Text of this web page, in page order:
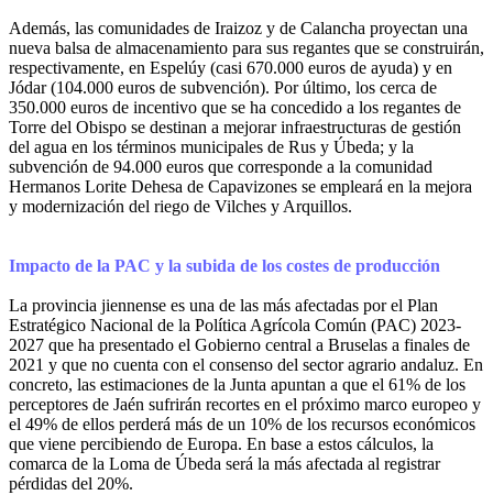
Además, las comunidades de Iraizoz y de Calancha proyectan una
nueva balsa de almacenamiento para sus regantes que se construirán,
respectivamente, en Espelúy (casi 670.000 euros de ayuda) y en
Jódar (104.000 euros de subvención). Por último, los cerca de
350.000 euros de incentivo que se ha concedido a los regantes de
Torre del Obispo se destinan a mejorar infraestructuras de gestión
del agua en los términos municipales de Rus y Úbeda; y la
subvención de 94.000 euros que corresponde a la comunidad
Hermanos Lorite Dehesa de Capavizones se empleará en la mejora
y modernización del riego de Vilches y Arquillos.
Impacto de la PAC y la subida de los costes de producción
La provincia jiennense es una de las más afectadas por el Plan
Estratégico Nacional de la Política Agrícola Común (PAC) 2023-
2027 que ha presentado el Gobierno central a Bruselas a finales de
2021 y que no cuenta con el consenso del sector agrario andaluz. En
concreto, las estimaciones de la Junta apuntan a que el 61% de los
perceptores de Jaén sufrirán recortes en el próximo marco europeo y
el 49% de ellos perderá más de un 10% de los recursos económicos
que viene percibiendo de Europa. En base a estos cálculos, la
comarca de la Loma de Úbeda será la más afectada al registrar
pérdidas del 20%.